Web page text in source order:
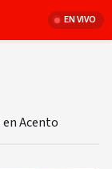
EN VIVO
Acento